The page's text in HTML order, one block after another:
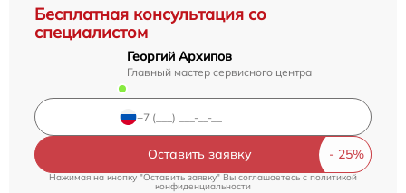
Бесплатная консультация со
специалистом
Георгий Архипов
Главный мастер сервисного центра
Оставить заявку
Нажимая на кнопку "Оставить заявку" Вы соглашаетесь cполитикой
конфиденциальности